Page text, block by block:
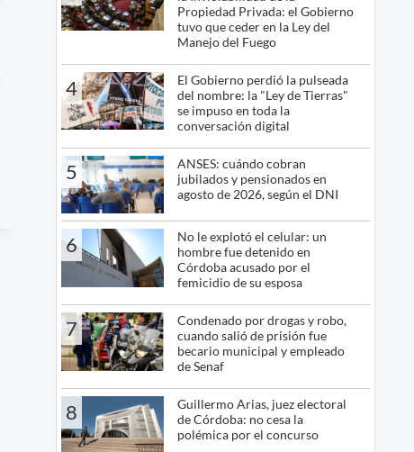
Propiedad Privada: el Gobierno
tuvo que ceder en la Ley del
Manejo del Fuego
4
El Gobierno perdió la pulseada
del nombre: la "Ley de Tierras"
se impuso en toda la
conversación digital
5
ANSES: cuándo cobran
jubilados y pensionados en
agosto de 2026, según el DNI
6
No le explotó el celular: un
hombre fue detenido en
Córdoba acusado por el
femicidio de su esposa
7
Condenado por drogas y robo,
cuando salió de prisión fue
becario municipal y empleado
de Senaf
8
Guillermo Arias, juez electoral
de Córdoba: no cesa la
polémica por el concurso